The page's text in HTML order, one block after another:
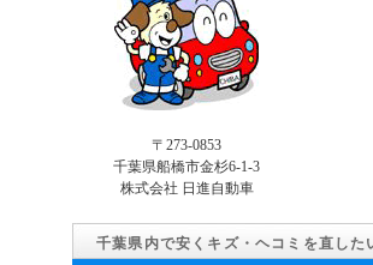
〒273-0853
千葉県船橋市金杉6-1-3
株式会社 日進自動車
千葉県内で安くキズ・ヘコミを直し